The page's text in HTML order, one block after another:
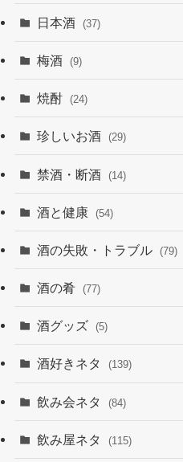
日本酒 (37)
梅酒 (9)
焼酎 (24)
珍しいお酒 (29)
禁酒・断酒 (14)
酒と健康 (54)
酒の失敗・トラブル (79)
酒の肴 (77)
酒グッズ (5)
酒好きネタ (139)
飲み会ネタ (84)
飲み屋ネタ (115)